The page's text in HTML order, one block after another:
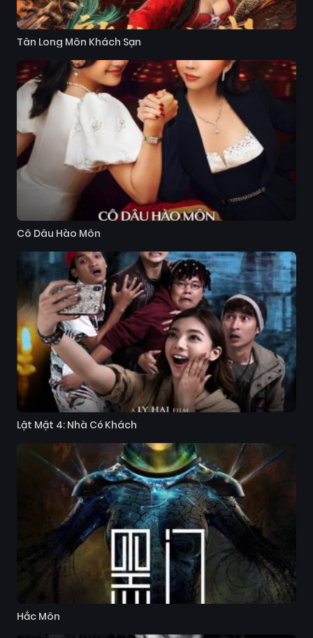
Tân Long Môn Khách Sạn
Cô Dâu Hào Môn
Lật Mặt 4: Nhà Có Khách
Hắc Môn